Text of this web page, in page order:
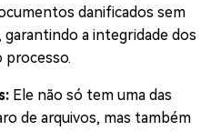
danificados sem
a integridade dos
processo.
Ele não só tem uma das
de arquivos, mas também